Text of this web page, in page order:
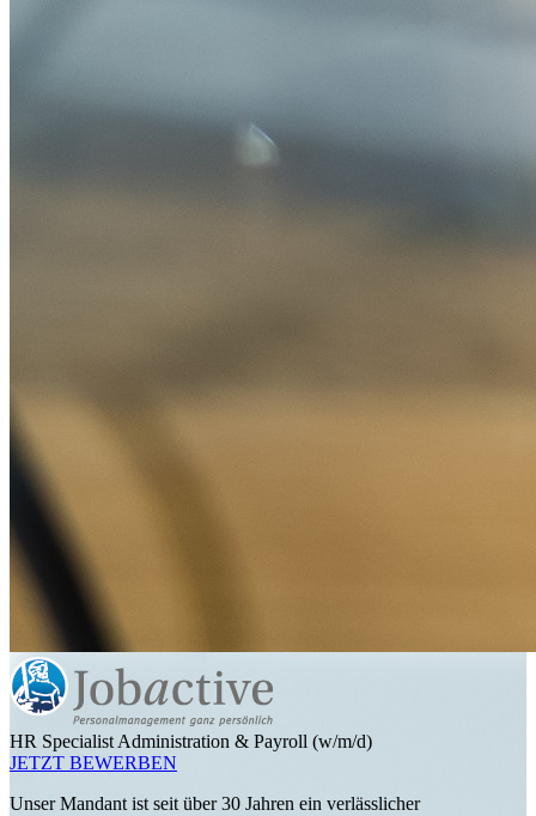
HR Specialist Administration & Payroll (w/m/d)
JETZT BEWERBEN
Unser Mandant ist seit über 30 Jahren ein verlässlicher